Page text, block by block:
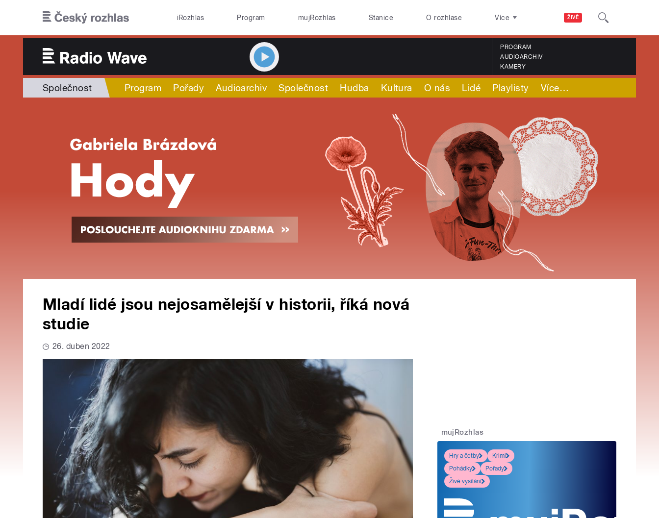
ŽIVĚ
iRozhlas Program mujRozhlas Stanice O rozhlase Více
PROGRAM
AUDIOARCHIV
KAMERY
Společnost Program Pořady Audioarchiv Společnost Hudba Kultura O nás Lidé Playlisty Více…
Mladí lidé jsou nejosamělejší v historii, říká nová
studie
26. duben 2022
mujRozhlas
Hry a četby
Krimi
Pohádky
Pořady
Živé vysílání